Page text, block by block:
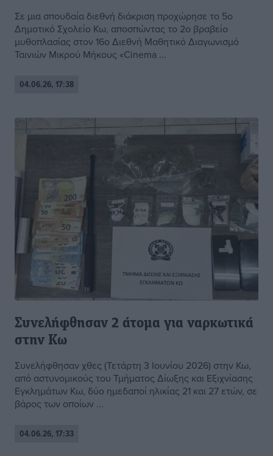
Σε μια σπουδαία διεθνή διάκριση προχώρησε το 5ο
Δημοτικό Σχολείο Κω, αποσπώντας το 2ο βραβείο
μυθοπλασίας στον 16ο Διεθνή Μαθητικό Διαγωνισμό
Ταινιών Μικρού Μήκους «Cinema ...
04.06.26, 17:38
Συνελήφθησαν 2 άτομα για ναρκωτικά
στην Κω
Συνελήφθησαν χθες (Τετάρτη 3 Ιουνίου 2026) στην Κω,
από αστυνομικούς του Τμήματος Δίωξης και Εξιχνίασης
Εγκλημάτων Κω, δύο ημεδαποί ηλικίας 21 και 27 ετών, σε
βάρος των οποίων ...
04.06.26, 17:33